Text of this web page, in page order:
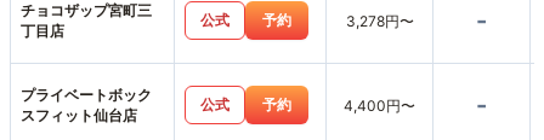
チョコザップ宮町三
丁目店
公式 予約 3,278円〜 -
プライベートボック
スフィット仙台店
公式 予約 4,400円〜 -